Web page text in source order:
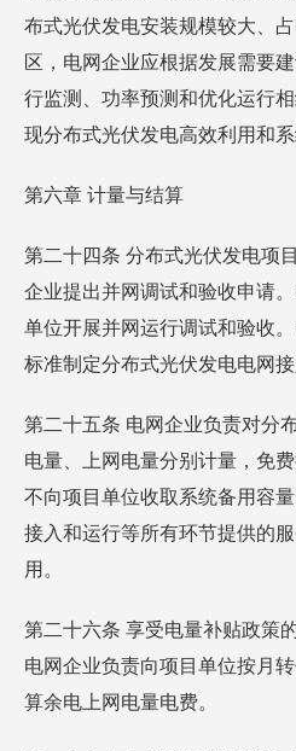
布式光伏发电安装规模较大、
区，电网企业应根据发展需要
行监测、功率预测和优化运行
现分布式光伏发电高效利用和系
第六章 计量与结算
第二十四条 分布式光伏发电项
企业提出并网调试和验收申请
单位开展并网运行调试和验收
标准制定分布式光伏发电电网
第二十五条 电网企业负责对分
电量、上网电量分别计量，免
不向项目单位收取系统备用容
接入和运行等所有环节提供的
用。
第二十六条 享受电量补贴政策
电网企业负责向项目单位按月
算余电上网电量电费。